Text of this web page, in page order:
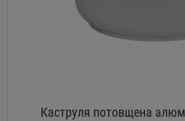
Каструля потовщена